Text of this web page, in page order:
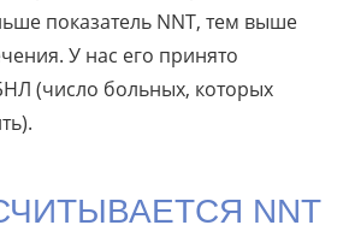
показатель NNT, тем выше
У нас его принято
(число больных, которых
NNT